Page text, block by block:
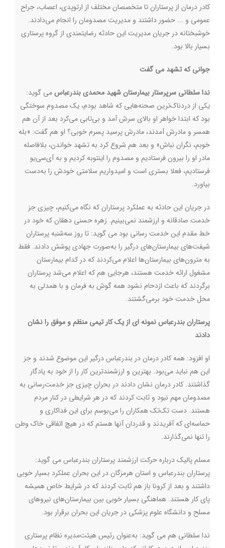
کادر درمان از پرستاران تا متخصصان مختلف از ارتوپدی، اعصاب، جراح
عمومی و ... حضور داشتند و مدیریت مصدومان را انجام می‌دادند.
خوشبختانه در جریان مدیریت این حادثه رضایتمندی از گروه پرستاری
بسیار بالا بود.
جوانی که تشهد می گفت
ندا سلطانی سرپرستار بیمارستان شهید محمدی بندرعباسمی گوید:
یکی از دردناک‌ترین صحنه‌هایی که شاهد بودم، یک مصدوم سوختگی
بود که ابتدا خواهر او بالای سرش آمد و بی‌تابی می‌کرد بعد از آن هم
همسر و مادرش آمدند،‌ مادرش پرسید پسرم خوبی؟ او هم گفت: «بله
خوبم،‌ نگران نباش» و بعد هم شروع کرد به تشهد خواندن، بلافاصله
مادر او را بیرون فرستادیم و مصدوم را اینتوبه کردیم و به آی‌سی‌یو
فرستادیم، فعلا بستری است و امیدواریم سلامتی خودش را به‌دست
بیاورد.
در جریان این حادثه به عملکرد پرستاران که نگاه می‌کنیم، چیزی جز
خدمت صادقانه و ارزشمند نمی‌بینیم. زهره حسنی دهقان که خود در
خط مقدم این خدمت رسانی بود می گوید: تا روز سه‌شنبه پرستاران
شیفت‌های بیمارستان‌های درگیر را به‌صورت جهادی پوشش دادند. فقط
به مترون‌های بیمارستان‌ها اعلام می‌کردند که در کدام بیمارستان
مشغول ارائه خدمت هستند، هرجایی هم که اعلام می‌شد پرستاران
برگردند که باعث ازدحام نشود همه گوش به فرمان و با همدلی به
محل خدمت خود برمی‌گشتند.
پرستاران بندرعباس نمونه ای از یک کار تیمی منظم و موفق را نشان
دادند
او افزود: همه کادر درمان در بندرعباس درگیر این موضوع شدند و جز
این هم نباید می‌بود. بهترین و ارزشمندترین کار را از خود به یادگار
گذاشتند. کادر درمان نشان دادند در بحران چیزی جز خدمت‌رسانی به
مصدومان مهم نبود و ثابت کردند که در هر شرایطی در کنار مردم
هستند. دست تک‌تک همکاران را می‌بوسم برای این فداکاری و
حماسه‌ای که آفریدند و قدردان آنها هستم که در هیچ اتفاقی خاک وطن
را تنها نمی‌گذارند.
مسلم پالیک درباره حرکت ارزشمند پرستاران بندرعباس می گوید:
پرستاران بندرعباس و استان هرمزگان در این بحران عملکرد بسیار خوبی
داشتند و بعد از کرونا باز هم ثابت کردند که در شرایط خاص همیشه
پای کار هستند. هماهنگی بسیار خوبی بین بیمارستان‌های نیروهای
مسلح و دانشگاه علوم پزشکی در جریان این بحران برقرار بود.
ندا سلطانی هم می گوید: به‌عنوان رئیس هیئت‌مدیره نظام پرستاری